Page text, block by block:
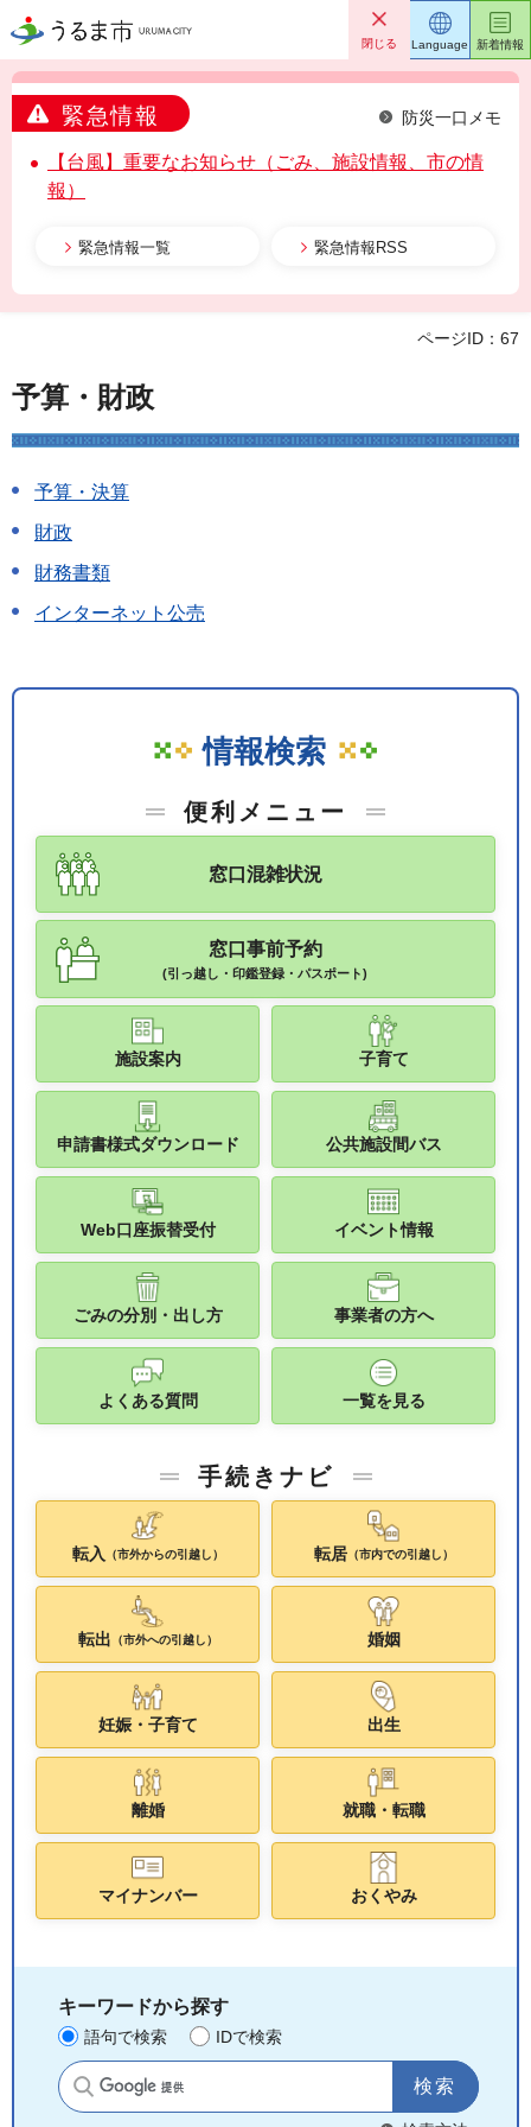
うるま市 閉じる
緊急情報 防災一口メモ
【台風】重要なお知らせ（ごみ、施設情報、市の情
報）
緊急情報一覧 緊急情報RSS
Language 新着情報
ページID：67
予算・財政
予算・決算
財政
財務書類
インターネット公売
情報検索
便利メニュー
窓口混雑状況
窓口事前予約
(引っ越し・印鑑登録・パスポート)
施設案内 子育て
申請書様式ダウンロード 公共施設間バス
Web口座振替受付 イベント情報
ごみの分別・出し方 事業者の方へ
よくある質問 一覧を見る
手続きナビ
転入 （市外からの引越し） 転居（市内での引越し）
転出 （市外への引越し） 婚姻
妊娠・子育て 出生
離婚 就職・転職
マイナンバー おくやみ
キーワードから探す
語句で検索 IDで検索
サイト内検索